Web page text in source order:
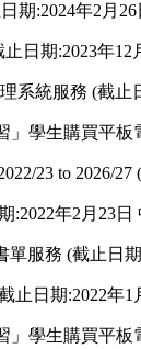
期:2024年2月
日期:2023年12
系統服務 (截止
學生購買平
23 to 2026/
:2022年2月23日
單服務 (截止日
止日期:2022年
學生購買平